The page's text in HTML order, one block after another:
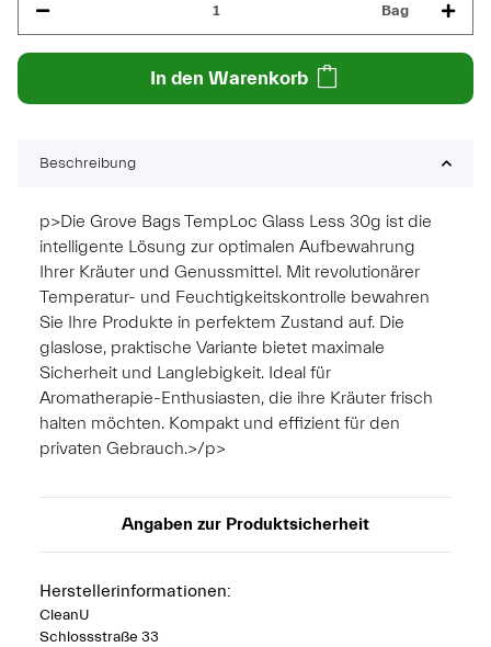
Bag
In den Warenkorb
Beschreibung
p>Die Grove Bags TempLoc Glass Less 30g ist die
intelligente Lösung zur optimalen Aufbewahrung
Ihrer Kräuter und Genussmittel. Mit revolutionärer
Temperatur- und Feuchtigkeitskontrolle bewahren
Sie Ihre Produkte in perfektem Zustand auf. Die
glaslose, praktische Variante bietet maximale
Sicherheit und Langlebigkeit. Ideal für
Aromatherapie-Enthusiasten, die ihre Kräuter frisch
halten möchten. Kompakt und effizient für den
privaten Gebrauch.>/p>
Angaben zur Produktsicherheit
Herstellerinformationen:
CleanU
Schlossstraße 33